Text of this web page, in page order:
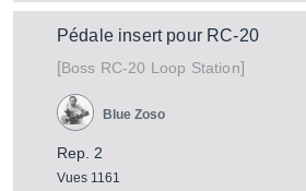
Pédale insert pour RC-20
[Boss RC-20 Loop Station]
Rep. 2
Vues 1161
Blue Zoso